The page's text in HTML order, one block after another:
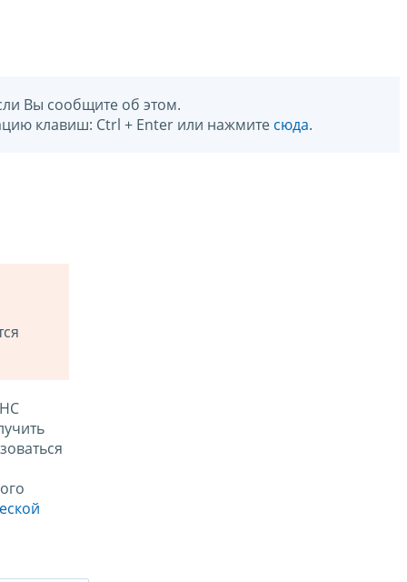
Вы сообщите об этом.
клавиш: Ctrl + Enter или нажмите сюда.